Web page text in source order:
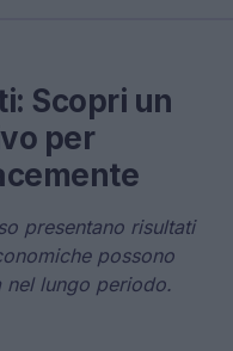
Scopri un
per
presentano risultati
possono
lungo periodo.